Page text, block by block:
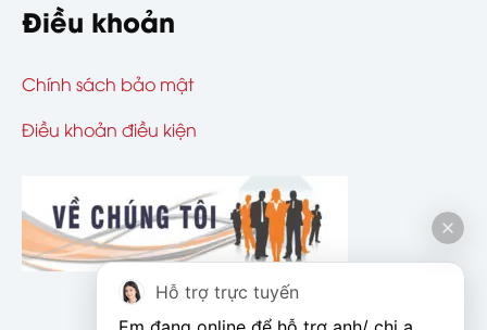
Điều khoản
Chính sách bảo mật
Điều khoản điều kiện
Hỗ trợ trực tuyến